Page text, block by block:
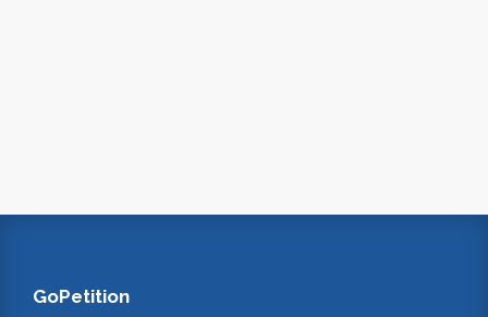
GoPetition